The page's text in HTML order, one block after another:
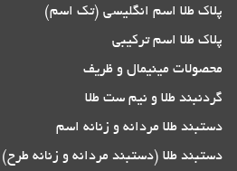
پلاک طلا اسم انگلیسی (تک اسم)
پلاک طلا اسم ترکیبی
محصولات مینیمال و ظریف
گردنبند طلا و نیم ست طلا
دستبند طلا مردانه و زنانه اسم
دستبند طلا (دستبند مردانه و زنانه طرح)